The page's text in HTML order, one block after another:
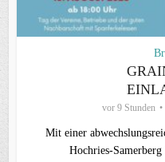
vor 9 Stunden
Mit einer
Hochries-Samerberg